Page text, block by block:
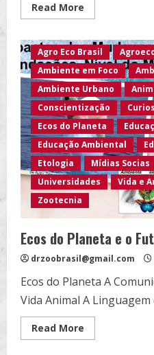
Read More
more
e
um
Futuro
mais
Justo
e
Saudável
Agro Eco Brasil
Ambiente em Foco
Ambiente Urbano
Conscientização
Ecos do Planeta
Educação Ambiental
Etologia
Mídias Socias
Universidades
Vida e
Zootecnia
Ecos do Planeta e o
drzoobrasil@gmail.com
Ecos do Planeta A
Vida Animal A Linguagem
Read More
more